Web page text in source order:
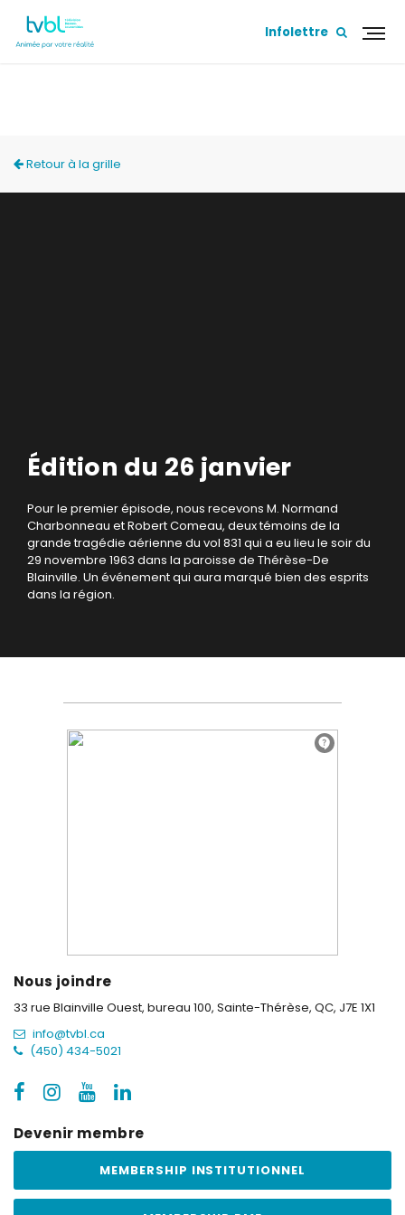
Infolettre
Retour à la grille
Édition du 26 janvier
Pour le premier épisode, nous recevons M. Normand
Charbonneau et Robert Comeau, deux témoins de la
grande tragédie aérienne du vol 831 qui a eu lieu le soir du
29 novembre 1963 dans la paroisse de Thérèse-De
Blainville. Un événement qui aura marqué bien des esprits
dans la région.
Nous joindre
33 rue Blainville Ouest, bureau 100, Sainte-Thérèse, QC, J7E 1X1
info@tvbl.ca
(450) 434-5021
Devenir membre
MEMBERSHIP INSTITUTIONNEL